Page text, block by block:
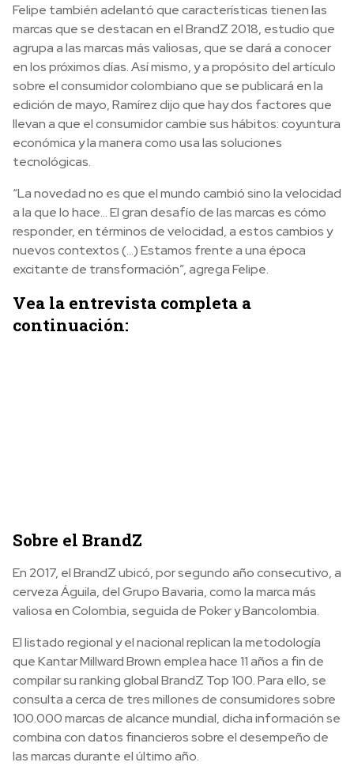
Felipe también adelantó que características tienen las
marcas que se destacan en el BrandZ 2018, estudio que
agrupa a las marcas más valiosas, que se dará a conocer
en los próximos días. Así mismo, y a propósito del artículo
sobre el consumidor colombiano que se publicará en la
edición de mayo, Ramírez dijo que hay dos factores que
llevan a que el consumidor cambie sus hábitos: coyuntura
económica y la manera como usa las soluciones
tecnológicas.
“La novedad no es que el mundo cambió sino la velocidad
a la que lo hace… El gran desafío de las marcas es cómo
responder, en términos de velocidad, a estos cambios y
nuevos contextos (…) Estamos frente a una época
excitante de transformación”, agrega Felipe.
Vea la entrevista completa a
continuación:
Sobre el BrandZ
En 2017, el BrandZ ubicó, por segundo año consecutivo, a
cerveza Águila, del Grupo Bavaria, como la marca más
valiosa en Colombia, seguida de Poker y Bancolombia.
El listado regional y el nacional replican la metodología
que Kantar Millward Brown emplea hace 11 años a fin de
compilar su ranking global BrandZ Top 100. Para ello, se
consulta a cerca de tres millones de consumidores sobre
100.000 marcas de alcance mundial, dicha información se
combina con datos financieros sobre el desempeño de
las marcas durante el último año.